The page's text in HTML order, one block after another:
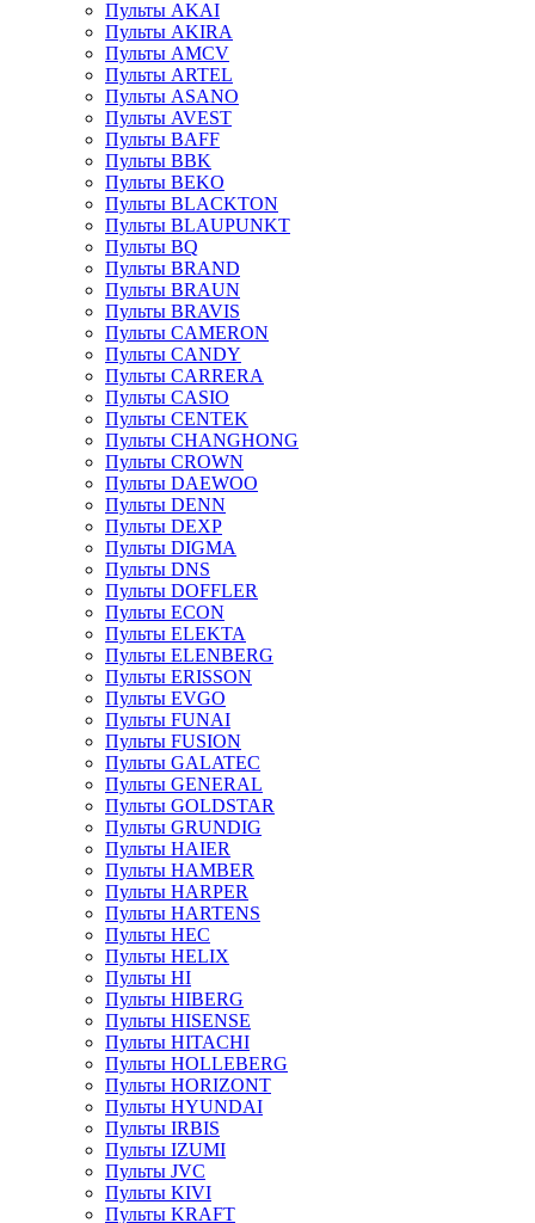
Пульты AKAI
Пульты AKIRA
Пульты AMCV
Пульты ARTEL
Пульты ASANO
Пульты AVEST
Пульты BAFF
Пульты BBK
Пульты BEKO
Пульты BLACKTON
Пульты BLAUPUNKT
Пульты BQ
Пульты BRAND
Пульты BRAUN
Пульты BRAVIS
Пульты CAMERON
Пульты CANDY
Пульты CARRERA
Пульты CASIO
Пульты CENTEK
Пульты CHANGHONG
Пульты CROWN
Пульты DAEWOO
Пульты DENN
Пульты DEXP
Пульты DIGMA
Пульты DNS
Пульты DOFFLER
Пульты ECON
Пульты ELEKTA
Пульты ELENBERG
Пульты ERISSON
Пульты EVGO
Пульты FUNAI
Пульты FUSION
Пульты GALATEC
Пульты GENERAL
Пульты GOLDSTAR
Пульты GRUNDIG
Пульты HAIER
Пульты HAMBER
Пульты HARPER
Пульты HARTENS
Пульты HEC
Пульты HELIX
Пульты HI
Пульты HIBERG
Пульты HISENSE
Пульты HITACHI
Пульты HOLLEBERG
Пульты HORIZONT
Пульты HYUNDAI
Пульты IRBIS
Пульты IZUMI
Пульты JVC
Пульты KIVI
Пульты KRAFT